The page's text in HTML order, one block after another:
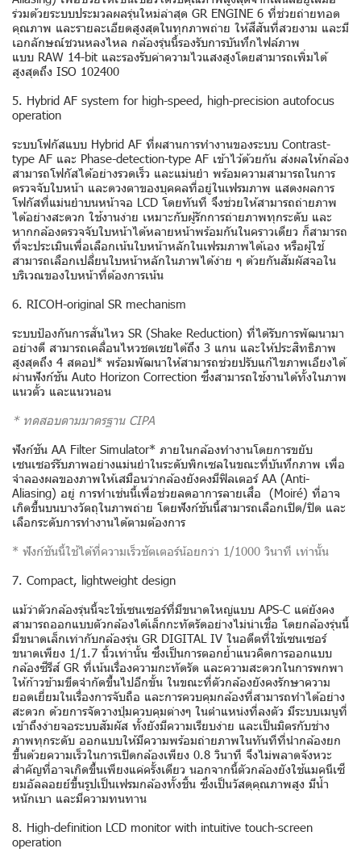
ร่วมด้วยระบบประมวลผลรุ่นใหม่ล่าสุด GR ENGINE 6 ที่ช่วยถ่ายทอด
คุณภาพ และรายละเอียดสูงสุดในทุกภาพถ่าย ให้สีสันที่สวยงาม และมี
เอกลักษณ์ชวนหลงไหล กล้องรุ่นนี้รองรับการบันทึกไฟล์ภาพ
แบบ RAW 14-bit และรองรับค่าความไวแสงสูงโดยสามารถเพิ่มได้
สูงสุดถึง ISO 102400
5. Hybrid AF system for high-speed, high-precision autofocus
operation
ระบบโฟกัสแบบ Hybrid AF ที่ผสานการทำงานของระบบ Contrast-
type AF และ Phase-detection-type AF เข้าไว้ด้วยกัน ส่งผลให้กล้อง
สามารถโฟกัสได้อย่างรวดเร็ว และแม่นยำ พร้อมความสามารถในการ
ตรวจจับใบหน้า และดวงตาของบุคคลที่อยู่ในเฟรมภาพ แสดงผลการ
โฟกัสที่แม่นยำบนหน้าจอ LCD โดยทันที จึงช่วยให้สามารถถ่ายภาพ
ได้อย่างสะดวก ใช้งานง่าย เหมาะกับผู้รักการถ่ายภาพทุกระดับ และ
หากกล้องตรวจจับใบหน้าได้หลายหน้าพร้อมกันในคราวเดียว ก็สามารถ
ที่จะประเมินเพื่อเลือกเน้นใบหน้าหลักในเฟรมภาพได้เอง หรือผู้ใช้
สามารถเลือกเปลี่ยนใบหน้าหลักในภาพได้ง่าย ๆ ด้วยกันสัมผัสจอใน
บริเวณของใบหน้าที่ต้องการเน้น
6. RICOH-original SR mechanism
ระบบป้องกันการสั่นไหว SR (Shake Reduction) ที่ได้รับการพัฒนามา
อย่างดี สามารถเคลื่อนไหวชดเชยได้ถึง 3 แกน และให้ประสิทธิภาพ
สูงสุดถึง 4 สตอป* พร้อมพัฒนาให้สามารถช่วยปรับแก้ไขภาพเอียงได้
ผ่านฟังก์ชัน Auto Horizon Correction ซึ่งสามารถใช้งานได้ทั้งในภาพ
แนวตั้ว และแนวนอน
* ทดสอบตามมาตรฐาน CIPA
ฟังก์ชัน AA Filter Simulator* ภายในกล้องทำงานโดยการขยับ
เซนเซอร์รับภาพอย่างแม่นยำในระดับพิกเซลในขณะที่บันทึกภาพ เพื่อ
จำลองผลของภาพให้เสมือนว่ากล้องยังคงมีฟิลเตอร์ AA (Anti-
Aliasing) อยู่ การทำเช่นนี้เพื่อช่วยลดอาการลายเสื่อ (Moiré) ที่อาจ
เกิดขึ้นบนบางวัตถุในภาพถ่าย โดยฟังก์ชันนี้สามารถเลือกเปิด/ปิด และ
เลือกระดับการทำงานได้ตามต้องการ
* ฟังก์ชันนี้ใช้ได้ที่ความเร็วชัตเตอร์น้อยกว่า 1/1000 วินาที เท่านั้น
7. Compact, lightweight design
แม้ว่าตัวกล้องรุ่นนี้จะใช้เซนเซอร์ที่มีขนาดใหญ่แบบ APS-C แต่ยังคง
สามารถออกแบบตัวกล้องได้เล็กกะทัดรัดอย่างไม่น่าเชื่อ โดยกล้องรุ่นนี้
มีขนาดเล็กเท่ากับกล้องรุ่น GR DIGITAL IV ในอดีตที่ใช้เซนเซอร์
ขนาดเพียง 1/1.7 นิ้วเท่านั้น ซึ่งเป็นการตอกย้ำแนวคิดการออกแบบ
กล้องซีรีส์ GR ที่เน้นเรื่องความกะทัดรัด และความสะดวกในการพกพา
ให้ก้าวข้ามขีดจำกัดขึ้นไปอีกขั้น ในขณะที่ตัวกล้องยังคงรักษาความ
ยอดเยี่ยมในเรื่องการจับถือ และการควบคุมกล้องที่สามารถทำได้อย่าง
สะดวก ด้วยการจัดวางปุ่มควบคุมต่างๆ ในตำแหน่งที่ลงตัว มีระบบเมนูที่
เข้าถึงง่ายจอระบบสัมผัส ทั้งยังมีความเรียบง่าย และเป็นมิตรกับช่าง
ภาพทุกระดับ ออกแบบให้มีความพร้อมถ่ายภาพในทันทีที่นำกล้องยก
ขึ้นด้วยความเร็วในการเปิดกล้องเพียง 0.8 วินาที จึงไม่พลาดจังหวะ
สำคัญที่อาจเกิดขึ้นเพียงแค่ครั้งเดียว นอกจากนี้ตัวกล้องยังใช้แมคนีเซี
ยมอัลลอยย์ขึ้นรูปเป็นเฟรมกล้องทั้งชิ้น ซึ่งเป็นวัสดุคุณภาพสูง มีน้ำ
หนักเบา และมีความทนทาน
8. High-definition LCD monitor with intuitive touch-screen
operation